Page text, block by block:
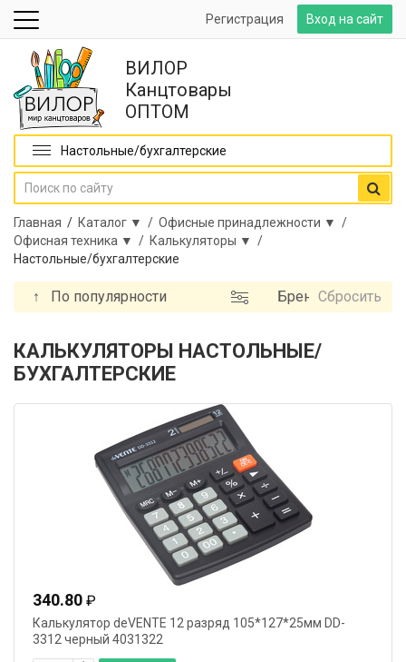
Вход на сайт
Регистрация
ВИЛОР
Канцтовары
ОПТОМ
Настольные/бухгалтерские
Главная / Каталог ▼ / Офисные принадлежности ▼ /
Офисная техника ▼ / Калькуляторы ▼ /
Настольные/бухгалтерские
↑ По популярности БрендСбросить
КАЛЬКУЛЯТОРЫ НАСТОЛЬНЫЕ/
БУХГАЛТЕРСКИЕ
340.80 ₽
Калькулятор deVENTE 12 разряд 105*127*25мм DD-
3312 черный 4031322